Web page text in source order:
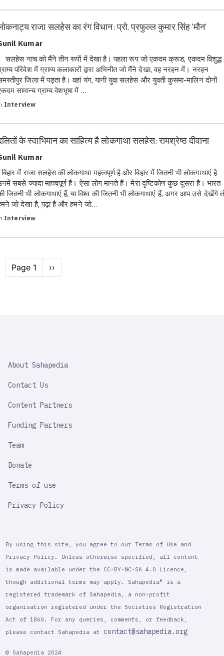
राजा सलहेस का रंग विधान: प्रो. प्रफुल्ल कुमार सिंह 'मौन'
Kumar
नाच को मैंने तीन रूपों में देखा है। पहला रूप जो एकदम क्रूड, एकदम विशुद्ध
परिवेश में ग्राम्य कलाकारों द्वारा अभिनीत जो मैंने देखा, वह नरहन में। नरहन
जिला में पड़ता है। वहां यंग, यानी युवा सलहेस और युवती कुसमा-मालिन दोनों
सामान्य ग्राम्य वेशभूषा में …
Interview
के स्वाभिमान का साहित्य है लोकगाथा सलहेस: रामश्रेष्ठ दीवाना
Kumar
में राजा सलहेस की लोकगाथा महत्वपूर्ण है और बिहार में जितनी भी लोकगाथाएं है
सबसे ज्यादा महत्वपूर्ण हैं। ऐसा लोग मानते हैं। मेरा दृष्टिकोण कुछ दूसरा है। भारत
जितनी भी लोकगाथाएं हैं, या विश्व की जितनी भी लोकगाथाएं हैं, अगर आप उसे देखेंगे
जो देखा है, पढ़ा है और हमने जो…
Interview
Pagination
Page 1
Next
page
››
IMPORTANT
About Sahapedia
Contact Us
Content Partners
Funding Partners
Team
Donate
Terms of use
Privacy Policy
By using this site, you agree to our Terms of Use and
Privacy Policy. Unless otherwise specified, all content
is made available under the CC-BY-NC-SA 4.0 Licence,
though additional terms may apply. Sahapedia® is a
registered trademark of Sahapedia, a non-profit
organisation registered under the Societies Registration
Act of 1860. For any queries, comments, or feedback,
please contact Sahapedia at contact@sahapedia.org
© Sahapedia 2024